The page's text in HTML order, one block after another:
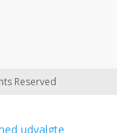
Reserved